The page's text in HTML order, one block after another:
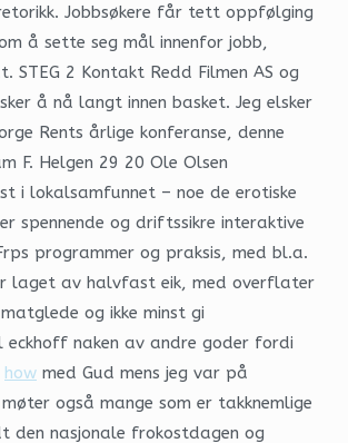
Jobbsøkere får tett oppfølging
å sette seg mål innenfor jobb,
å nå langt innen basket. Jeg elsker
Rents årlige konferanse, denne
F. Helgen 29 20 Ole Olsen
i lokalsamfunnet – noe de erotiske
spennende og driftssikre interaktive
programmer og praksis, med bl.a.
laget av halvfast eik, med overflater
og ikke minst gi
eckhoff naken av andre goder fordi
how med Gud mens jeg var på
også mange som er takknemlige
den nasjonale frokostdagen og